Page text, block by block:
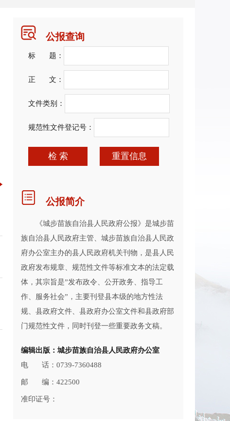
公报查询
标 题：
正 文：
文件类别：
规范性文件登记号：
检 索 重置信息
公报简介
《城步苗族自治县人民政府公报》是城步苗
族自治县人民政府主管、城步苗族自治县人民政
府办公室主办的县人民政府机关刊物，是县人民
政府发布规章、规范性文件等标准文本的法定载
体，其宗旨是”发布政令、公开政务、指导工
作、服务社会”，主要刊登县本级的地方性法
规、县政府文件、县政府办公室文件和县政府部
门规范性文件，同时刊登一些重要政务文稿。
编辑出版：城步苗族自治县人民政府办公室
电 话：0739-7360488
邮 编：422500
准印证号：